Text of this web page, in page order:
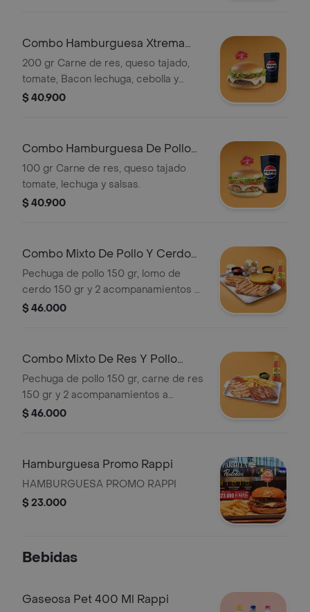
Combo Hamburguesa Xtrema
Rappi
200 gr Carne de res, queso tajado,
tomate, Bacon lechuga, cebolla y
salsas + gaseosa pet 400 mL
$ 40.900
Combo Hamburguesa De Pollo
Rappi
100 gr Carne de res, queso tajado
tomate, lechuga y salsas.
$ 40.900
Combo Mixto De Pollo Y Cerdo
Rappi
Pechuga de pollo 150 gr, lomo de
cerdo 150 gr y 2 acompanamientos a
eleccion + gaseosa pet 400 mL
$ 46.000
Combo Mixto De Res Y Pollo
Rappi
Pechuga de pollo 150 gr, carne de res
150 gr y 2 acompanamientos a
eleccion + gaseosa pet 400 mL
$ 46.000
Hamburguesa Promo Rappi
HAMBURGUESA PROMO RAPPI
$ 23.000
Bebidas
Gaseosa Pet 400 Ml Rappi